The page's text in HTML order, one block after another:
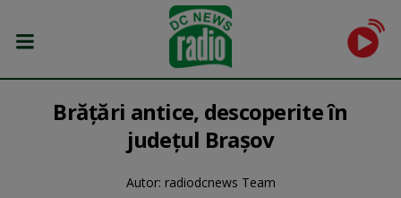
Brățări antice, descoperite în
județul Brașov
Autor: radiodcnews Team